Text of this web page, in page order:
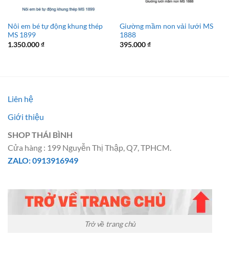
Nôi em bé tự động khung thép
MS 1899
1.350.000₫
Giường mầm non vải lưới MS
1888
395.000₫
Liên hệ
Giới thiệu
SHOP THÁI BÌNH
Cửa hàng : 199 Nguyễn Thị Thập, Q7, TPHCM.
ZALO: 0913916949
Trở về trang chủ